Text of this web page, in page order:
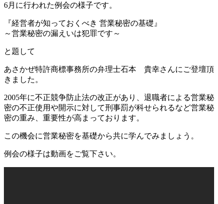
6月に行われた例会の様子です。
『経営者が知っておくべき 営業秘密の基礎』
～営業秘密の漏えいは犯罪です～
と題して
あさかぜ特許商標事務所の弁理士石本 貴幸さんにご登壇頂
きました。
2005年に不正競争防止法の改正があり、退職者による営業秘
密の不正使用や開示に対して刑事罰が科せられるなど営業秘
密の重み、重要性が高まっております。
この機会に営業秘密を基礎から共に学んでみましょう。
例会の様子は動画をご覧下さい。